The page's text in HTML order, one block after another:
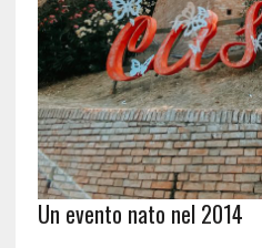
Un evento nato nel 2014